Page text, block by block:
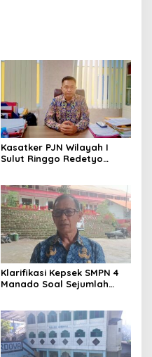
Kasatker PJN Wilayah I
Sulut Ringgo Redetyo
Klarifikasi Kepsek SMPN 4
Manado Soal Sejumlah